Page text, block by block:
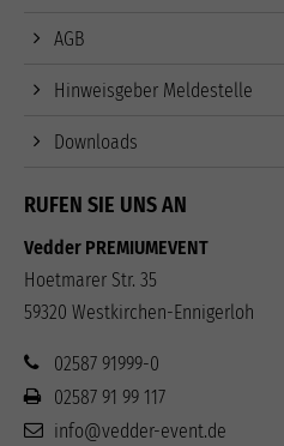
AGB
Hinweisgeber Meldestelle
Downloads
RUFEN SIE UNS AN
Vedder PREMIUMEVENT
Hoetmarer Str. 35
59320 Westkirchen-Ennigerloh
02587 91999-0
02587 91 99 117
info@vedder-event.de